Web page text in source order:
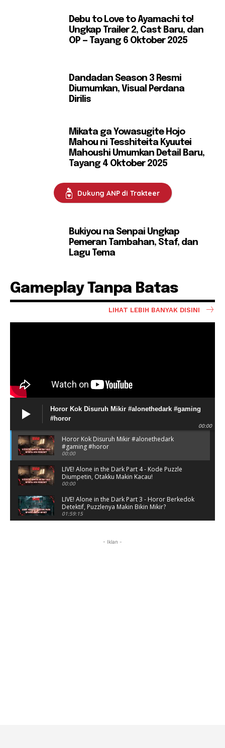
Debu to Love to Ayamachi to!
Ungkap Trailer 2, Cast Baru, dan
OP — Tayang 6 Oktober 2025
Dandadan Season 3 Resmi
Diumumkan, Visual Perdana
Dirilis
Mikata ga Yowasugite Hojo
Mahou ni Tesshiteita Kyuutei
Mahoushi Umumkan Detail Baru,
Tayang 4 Oktober 2025
Dukung ANP di Trakteer
Bukiyou na Senpai Ungkap
Pemeran Tambahan, Staf, dan
Lagu Tema
Gameplay Tanpa Batas
LIHAT LEBIH BANYAK DISINI
Horor Kok Disuruh Mikir #alonethedark #gaming
#horor
00:00
Horor Kok Disuruh Mikir #alonethedark
#gaming #horor
00:00
LIVE! Alone in the Dark Part 4 - Kode Puzzle
Diumpetin, Otakku Makin Kacau!
00:00
LIVE! Alone in the Dark Part 3 - Horor Berkedok
Detektif, Puzzlenya Makin Bikin Mikir?
01:59:15
- Iklan -